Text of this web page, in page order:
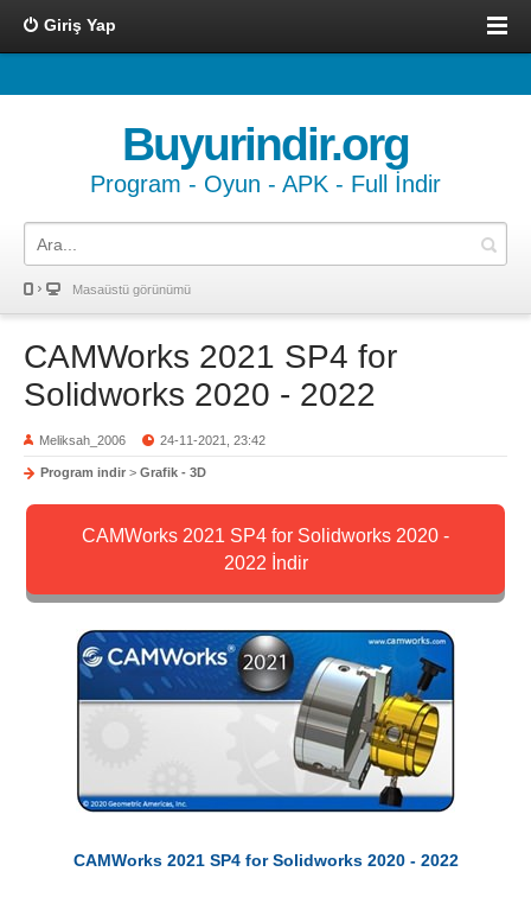
Giriş Yap
Buyurindir.org
Program - Oyun - APK - Full İndir
Masaüstü görünümü
CAMWorks 2021 SP4 for
Solidworks 2020 - 2022
Meliksah_2006 24-11-2021, 23:42
Program indir > Grafik - 3D
CAMWorks 2021 SP4 for Solidworks 2020 -
2022 İndir
CAMWorks 2021 SP4 for Solidworks 2020 - 2022